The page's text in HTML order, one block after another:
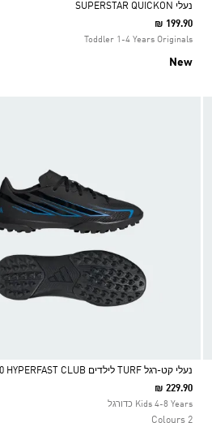
נעלי SUPERSTAR QUICKON
₪ 199.90
Toddler 1-4 Years Originals
New
Selected
נעלי קט-רגל TURF לילדים F50 HYPERFAST CLUB
₪ 229.90
Kids 4-8 Years כדורגל
2 Colours